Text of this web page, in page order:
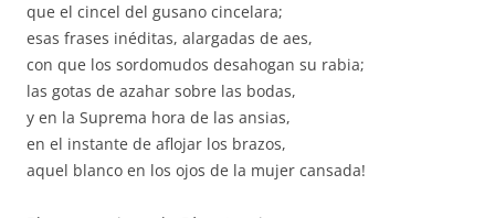
que el cincel del gusano cincelara;
esas frases inéditas, alargadas de aes,
con que los sordomudos desahogan su rabia;
las gotas de azahar sobre las bodas,
y en la Suprema hora de las ansias,
en el instante de aflojar los brazos,
aquel blanco en los ojos de la mujer cansada!